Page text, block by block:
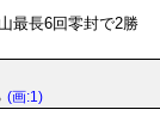
最長6回零封で2勝
(画:1)